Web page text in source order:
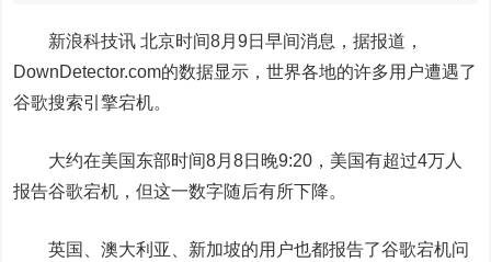
新浪科技讯 北京时间8月9日早间消息，据报道，
DownDetector.com的数据显示，世界各地的许多用户遭遇了
谷歌搜索引擎宕机。
大约在美国东部时间8月8日晚9:20，美国有超过4万人
报告谷歌宕机，但这一数字随后有所下降。
英国、澳大利亚、新加坡的用户也都报告了谷歌宕机问